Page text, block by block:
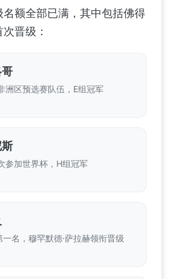
名额全部已满，其中包括佛得
晋级：
洲区预选赛队伍，E组冠军
参加世界杯，H组冠军
一名，穆罕默德·萨拉赫领衔晋级